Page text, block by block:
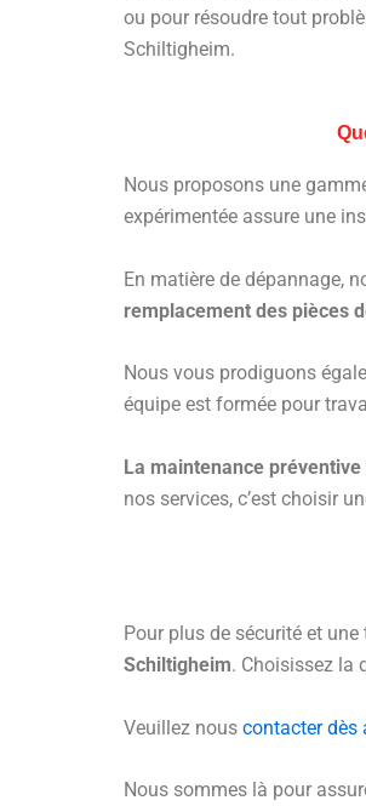
ou pour résoudre tout
Schiltigheim.
Nous proposons une
expérimentée assure une
En matière de dépannage,
remplacement des pièces
Nous vous prodiguons
équipe est formée pour
La maintenance préventive
nos services, c’est choisir
Pour plus de sécurité et
Schiltigheim. Choisissez la
Veuillez nous contacter dès
Nous sommes là pour